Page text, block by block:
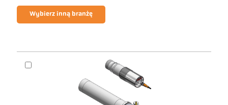
Wybierz inną branżę